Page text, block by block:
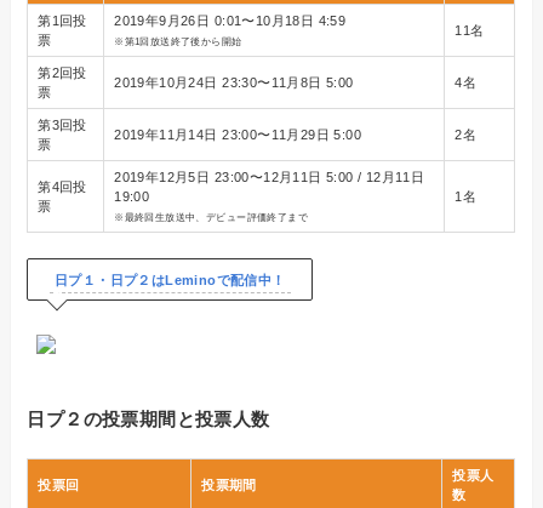
第1回投
票
2019年9月26日 0:01〜10月18日 4:59
※第1回放送終了後から開始
11名
第2回投
票
2019年10月24日 23:30〜11月8日 5:00 4名
第3回投
票
2019年11月14日 23:00〜11月29日 5:00 2名
第4回投
票
2019年12月5日 23:00〜12月11日 5:00 / 12月11日
19:00
※最終回生放送中、デビュー評価終了まで
1名
日プ１・日プ２はLeminoで配信中！
日プ２の投票期間と投票人数
投票回 投票期間
投票人
数